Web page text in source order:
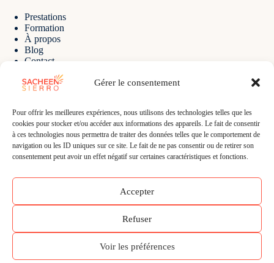
Gérer le consentement
Pour offrir les meilleures expériences, nous utilisons des technologies telles que les
cookies pour stocker et/ou accéder aux informations des appareils. Le fait de consentir
à ces technologies nous permettra de traiter des données telles que le comportement de
navigation ou les ID uniques sur ce site. Le fait de ne pas consentir ou de retirer son
consentement peut avoir un effet négatif sur certaines caractéristiques et fonctions.
Accepter
Refuser
Voir les préférences
Prestations
Formation
À propos
Blog
Contact
E-mail :
sacheen@sacheensierro.com
Téléphone :
Les Ateliers de La Côte
Rte de Pallatex 5
1163 Etoy - Vaud - Suisse
Tous droits réservés Sacheen Sierro 2020/2026 -